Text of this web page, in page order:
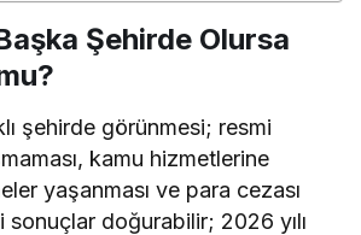
Şehirde Olursa
şehirde görünmesi; resmi
kamu hizmetlerine
yaşanması ve para cezası
sonuçlar doğurabilir; 2026 yılı